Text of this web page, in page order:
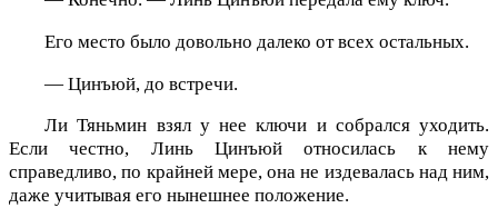
Его место было довольно далеко от всех остальных.
— Цинъюй, до встречи.
Ли Тяньмин взял у нее ключи и собрался уходить.
Если честно, Линь Цинъюй относилась к нему
справедливо, по крайней мере, она не издевалась над ним,
даже учитывая его нынешнее положение.